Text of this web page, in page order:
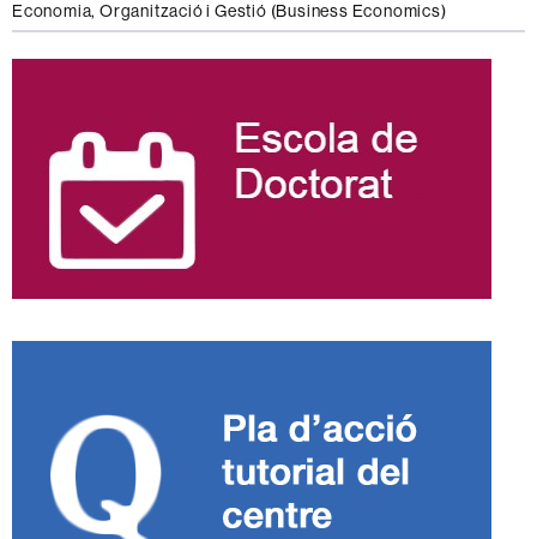
Economia, Organització i Gestió (Business Economics)
Informació